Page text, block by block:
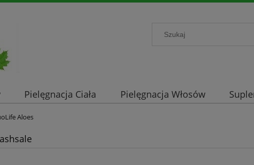
Pielęgnacja Ciała Pielęgnacja Włosów
Aloes